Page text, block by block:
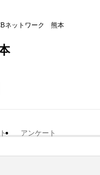
ネットワーク 熊本
アンケート